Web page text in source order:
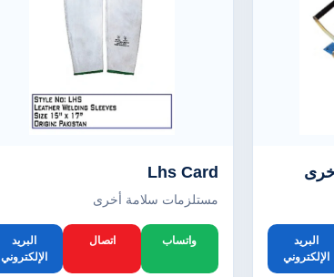
البريد
الإلكتروني
Lhs Card
مستلزمات سلامة أخرى
واتساب اتصال
البريد
الإلكتروني